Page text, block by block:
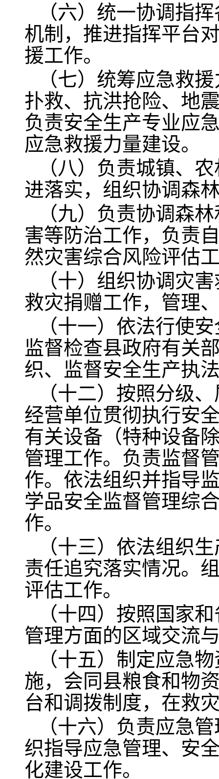
（六）统一协调指
机制，推进指挥平台
援工作。
（七）统筹应急救
扑救、抗洪抢险、地
负责安全生产专业应
应急救援力量建设。
（八）负责城镇、
进落实，组织协调森
（九）负责协调森
害等防治工作，负责
然灾害综合风险评估
（十）组织协调灾
救灾捐赠工作，管理
（十一）依法行使
监督检查县政府有关
织、监督安全生产执
（十二）按照分级
经营单位贯彻执行安
有关设备（特种设备
管理工作。负责监督
作。依法组织并指导
学品安全监督管理综
作。
（十三）依法组织
责任追究落实情况。
评估工作。
（十四）按照国家
管理方面的区域交流
（十五）制定应急
施，会同县粮食和物
台和调拨制度，在救
（十六）负责应急
织指导应急管理、安
化建设工作。